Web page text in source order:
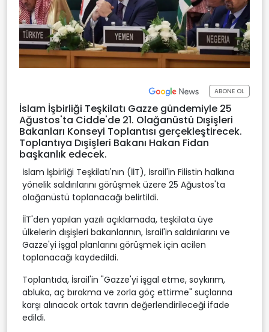
ABONE OL
İslam İşbirliği Teşkilatı Gazze gündemiyle 25
Ağustos'ta Cidde'de 21. Olağanüstü Dışişleri
Bakanları Konseyi Toplantısı gerçekleştirecek.
Toplantıya Dışişleri Bakanı Hakan Fidan
başkanlık edecek.
İslam İşbirliği Teşkilatı'nın (İİT), İsrail'in Filistin halkına
yönelik saldırılarını görüşmek üzere 25 Ağustos'ta
olağanüstü toplanacağı belirtildi.
İİT'den yapılan yazılı açıklamada, teşkilata üye
ülkelerin dışişleri bakanlarının, İsrail'in saldırılarını ve
Gazze'yi işgal planlarını görüşmek için acilen
toplanacağı kaydedildi.
Toplantıda, İsrail'in "Gazze'yi işgal etme, soykırım,
abluka, aç bırakma ve zorla göç ettirme" suçlarına
karşı alınacak ortak tavrın değerlendirileceği ifade
edildi.